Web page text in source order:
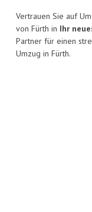
Vertrauen Sie auf
von Fürth in Ihr
Partner für einen
Umzug in Fürth.